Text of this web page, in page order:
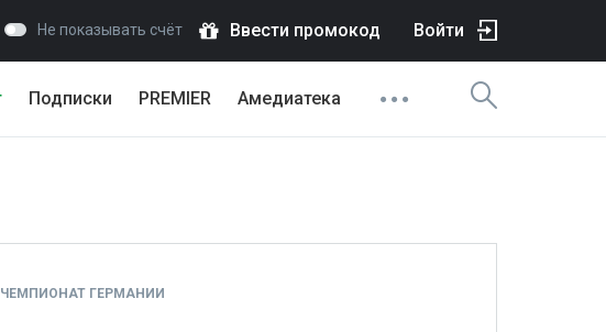
Не показывать счёт Ввести промокод Войти
Подписки PREMIER Амедиатека
ЧЕМПИОНАТ ГЕРМАНИИ